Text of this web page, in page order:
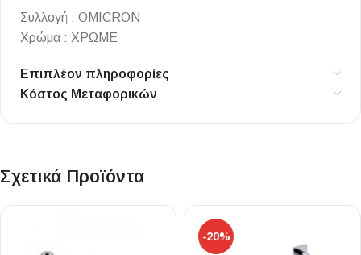
Συλλογή : OMICRON
Χρώμα : ΧΡΩΜΕ
Επιπλέον πληροφορίες
Κόστος Μεταφορικών
Σχετικά Προϊόντα
-20%